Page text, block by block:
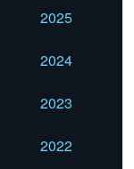
2025
2024
2023
2022